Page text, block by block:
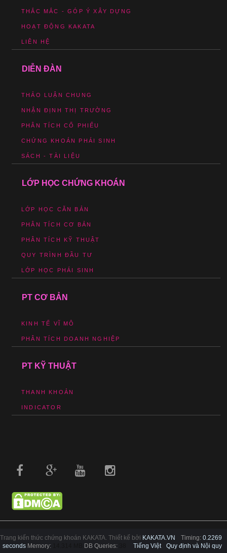
THẮC MẮC - GÓP Ý XÂY DỰNG
HOẠT ĐỘNG KAKATA
LIÊN HỆ
DIỄN ĐÀN
THẢO LUẬN CHUNG
NHẬN ĐỊNH THỊ TRƯỜNG
PHÂN TÍCH CỔ PHIẾU
CHỨNG KHOÁN PHÁI SINH
SÁCH - TÀI LIỆU
LỚP HỌC CHỨNG KHOÁN
LỚP HỌC CĂN BẢN
PHÂN TÍCH CƠ BẢN
PHÂN TÍCH KỸ THUẬT
QUY TRÌNH ĐẦU TƯ
LỚP HỌC PHÁI SINH
PT CƠ BẢN
KINH TẾ VĨ MÔ
PHÂN TÍCH DOANH NGHIỆP
PT KỸ THUẬT
THANH KHOẢN
INDICATOR
Trang kiến thức chứng khoán KAKATA. Thiết kế bởi KAKATA.VN
Tiếng Việt
Quy định và Nội quy
Timing: 0.2269
seconds Memory: DB Queries: